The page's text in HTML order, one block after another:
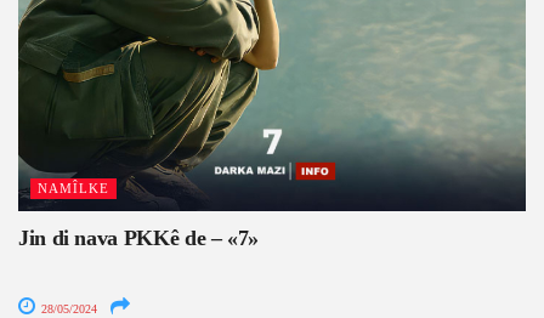
NAMÎLKE
Jin di nava PKKê de – «7»
28/05/2024